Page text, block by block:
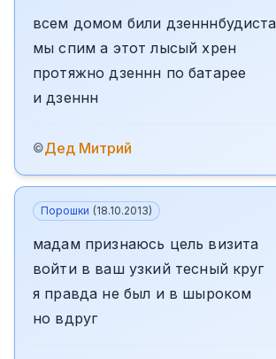
всем домом били дзенннбудиста
мы спим а этот лысый хрен
протяжно дзеннн по батарее
и дзеннн
©Дед Митрий
Порошки (18.10.2013)
мадам признаюсь цель визита
войти в ваш узкий тесный круг
я правда не был и в шыроком
но вдруг